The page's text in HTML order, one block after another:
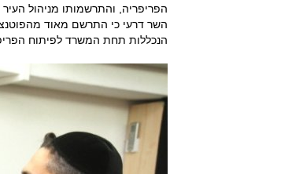
הפריפריה, והתרשמותו מניהול
השר דרעי כי התרשם מאוד
הנכללות תחת המשרד לפיתוח